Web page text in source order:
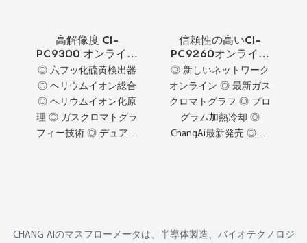
高解像度 CI-
PC9300 オンライン
ガスクロマトグラフ
◎ 六フッ化硫黄検出器
◎ ヘリウムイオン総合
◎ ヘリウムイオン化原
理 ◎ ガスクロマトグラ
フィー技術 ◎ デュアル
信頼性の高いCI-
PC9260オンライン
ガスクロマトグラフ
◎ 新しいネットワーク
オンライン ◎ 最新ガス
クロマトグラフ ◎ プロ
グラム加熱冷却 ◎
ChangAi最新発売 ◎ 自
CHANG AIのマスフローメータは、半導体製造、バイオテクノロジ